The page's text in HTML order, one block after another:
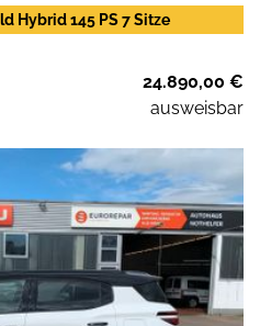
Hybrid 145 PS 7 Sitze
24.890,00 €
ausweisbar